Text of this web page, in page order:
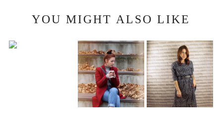
YOU MIGHT ALSO LIKE